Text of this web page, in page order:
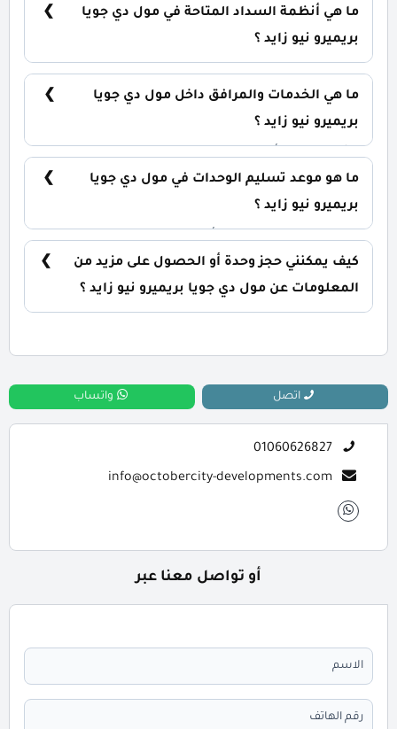
تطورات السوق.
ما هي أنظمة السداد المتاحة في مول دي جويا
بريميرو نيو زايد ؟
فوائد.
ما هي الخدمات والمرافق داخل مول دي جويا
بريميرو نيو زايد ؟
أسرع مولدات كهربائية وإطفاء حرائق، جراجات واسعة،
وحراسات أمنية مشددة.
ما هو موعد تسليم الوحدات في مول دي جويا
بريميرو نيو زايد ؟
كيف يمكنني حجز وحدة أو الحصول على مزيد من
المعلومات عن مول دي جويا بريميرو نيو زايد ؟
اتصل واتساب
01060626827
info@octobercity-developments.com
أو تواصل معنا عبر